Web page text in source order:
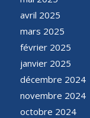
avril 2025
mars 2025
février 2025
janvier 2025
décembre 2024
novembre 2024
octobre 2024